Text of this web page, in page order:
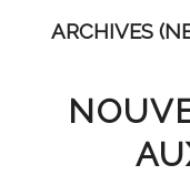
ARCHIVES